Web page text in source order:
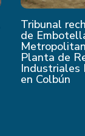
Tribunal
de
Planta de
Industriales
en Colbún